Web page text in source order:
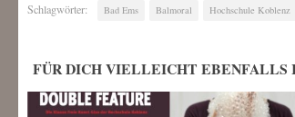
Schlagwörter: Bad Ems Balmoral Hochschule Koblenz
FÜR DICH VIELLEICHT EBENFALLS